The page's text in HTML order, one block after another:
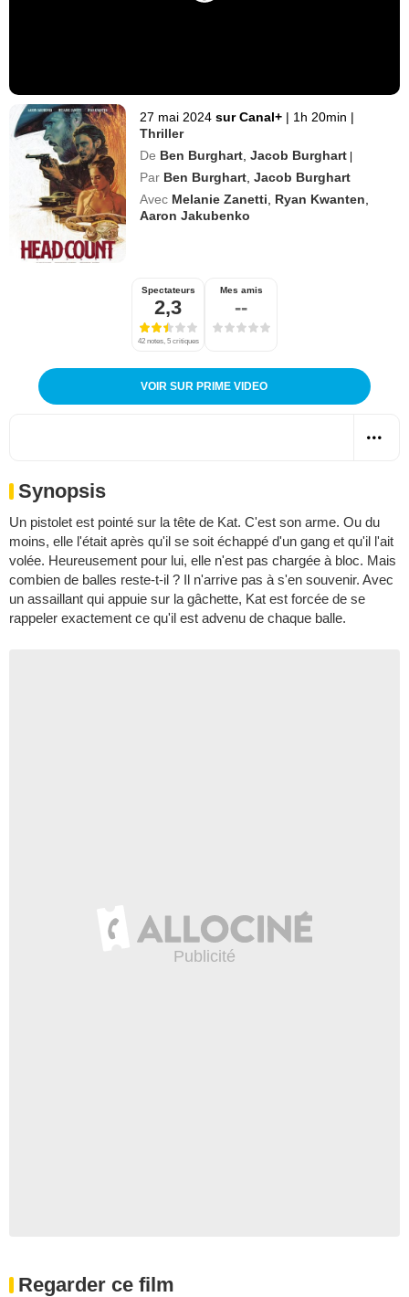
27 mai 2024 sur Canal+ | 1h 20min |
Thriller
De Ben Burghart ,Jacob Burghart |
Par Ben Burghart ,Jacob Burghart
Avec Melanie Zanetti Ryan Kwanten
Aaron Jakubenko
Spectateurs
2,3
42 notes, 5 critiques
Mes amis
--
VOIR SUR PRIME VIDEO
Synopsis
Un pistolet est pointé sur la tête de Kat. C'est son arme. Ou du
moins, elle l'était après qu'il se soit échappé d'un gang et qu'il l'ait
volée. Heureusement pour lui, elle n'est pas chargée à bloc. Mais
combien de balles reste-t-il ? Il n'arrive pas à s'en souvenir. Avec
un assaillant qui appuie sur la gâchette, Kat est forcée de se
rappeler exactement ce qu'il est advenu de chaque balle.
Regarder ce film